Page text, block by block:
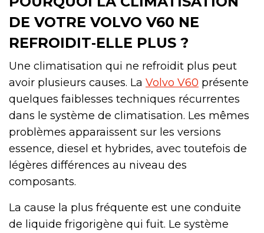
DE VOTRE VOLVO V60 NE
REFROIDIT‑ELLE PLUS ?
Une climatisation qui ne refroidit plus peut
avoir plusieurs causes. La Volvo V60 présente
quelques faiblesses techniques récurrentes
dans le système de climatisation. Les mêmes
problèmes apparaissent sur les versions
essence, diesel et hybrides, avec toutefois de
légères différences au niveau des
composants.
La cause la plus fréquente est une conduite
de liquide frigorigène qui fuit. Le système